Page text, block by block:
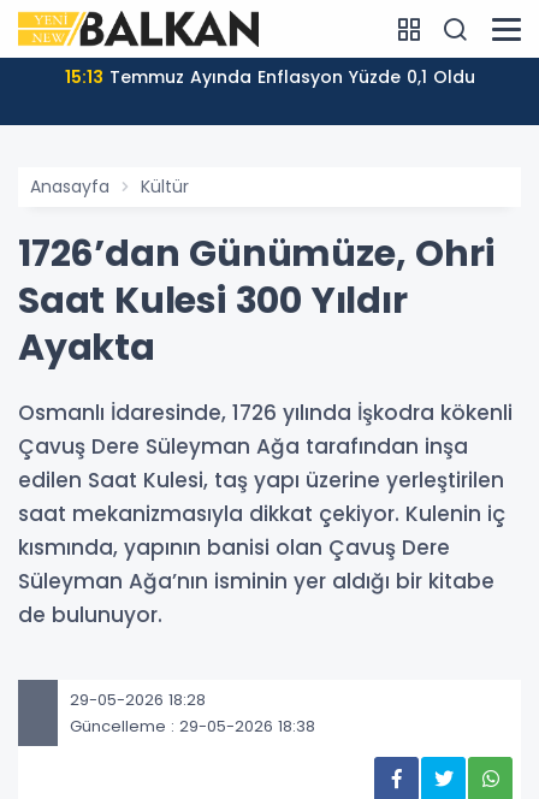
15:13 Temmuz Ayında Enflasyon Yüzde 0,1 Oldu
Anasayfa Kültür
1726’dan Günümüze, Ohri
Saat Kulesi 300 Yıldır
Ayakta
Osmanlı İdaresinde, 1726 yılında İşkodra kökenli
Çavuş Dere Süleyman Ağa tarafından inşa
edilen Saat Kulesi, taş yapı üzerine yerleştirilen
saat mekanizmasıyla dikkat çekiyor. Kulenin iç
kısmında, yapının banisi olan Çavuş Dere
Süleyman Ağa’nın isminin yer aldığı bir kitabe
de bulunuyor.
29-05-2026 18:28
Güncelleme : 29-05-2026 18:38